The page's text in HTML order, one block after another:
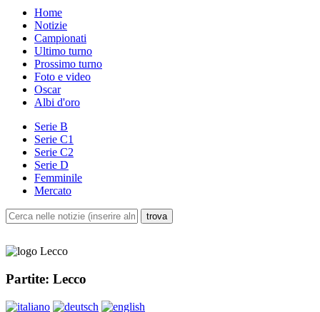
Home
Notizie
Campionati
Ultimo turno
Prossimo turno
Foto e video
Oscar
Albi d'oro
Serie B
Serie C1
Serie C2
Serie D
Femminile
Mercato
Partite: Lecco